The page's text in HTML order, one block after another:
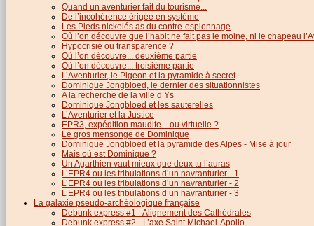
Quand un aventurier fait du tourisme...
De l’incohérence érigée en système
Les Pieds nickelés as du contre-espionnage
Où l’on découvre que l’habit ne fait pas le moine, ni le chapeau
Hypocrisie ou transparence ?
Où l’on découvre... deuxième partie
Où l’on découvre... troisième partie
L’Aventurier, le Pigeon et la pyramide à secret
Dominique Jongbloed, le dernier des situationnistes
A la recherche de la ville d’Ys
Dominique Jongbloed et les sauterelles
L’Aventurier et la Justice
EPR3, expédition maudite... ou virtuelle ?
Le gros mensonge de Dominique
Dominique Jongbloed et la pyramide des Alpes - Mise à jour
Mais où est Dominique ?
Un Agarthien vaut mieux que deux tu l’auras
L’EPR4 ou les tribulations d’un navranturier - 1
L’EPR4 ou les tribulations d’un navranturier - 2
L’EPR4 ou les tribulations d’un navranturier - 3
La galaxie pseudo-archéologique française
Debunk express #1 - Alignement des Cathédrales
Debunk express #2 - L’axe Saint Michael-Apollo